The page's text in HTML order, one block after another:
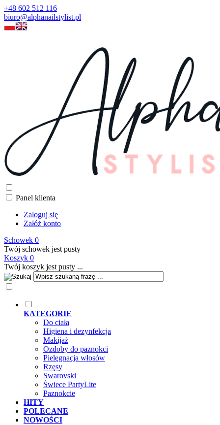
+48 602 512 116
biuro@alphanailstylist.pl
Panel klienta
Zaloguj się
Załóż konto
Schowek 0
Twój schowek jest pusty
Koszyk 0
Twój koszyk jest pusty ...
KATEGORIE
Do ciała
Higiena i dezynfekcja
Makijaż
Ozdoby do paznokci
Pielęgnacja włosów
Rzęsy
Swarovski
Świece PartyLite
Paznokcie
HITY
POLECANE
NOWOŚCI